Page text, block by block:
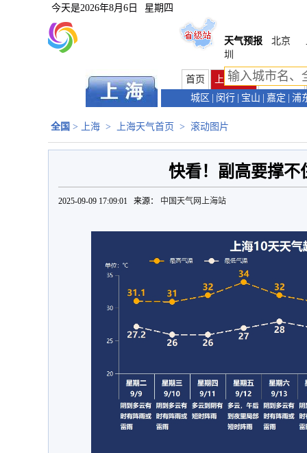
今天是2026年8月6日 星期四
天气预报 北京
圳
首页 上海首页
天气预报
城区
闵行 宝山 嘉定 浦
全国 > 上海 > 上海天气首页 > 滚动图片
快看！副高要撑不
2025-09-09 17:09:01 来源： 中国天气网上海站